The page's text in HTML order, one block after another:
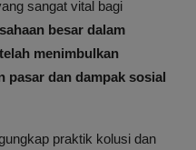
sangat vital bagi
besar dalam
menimbulkan
pasar dan dampak sosial
praktik kolusi dan